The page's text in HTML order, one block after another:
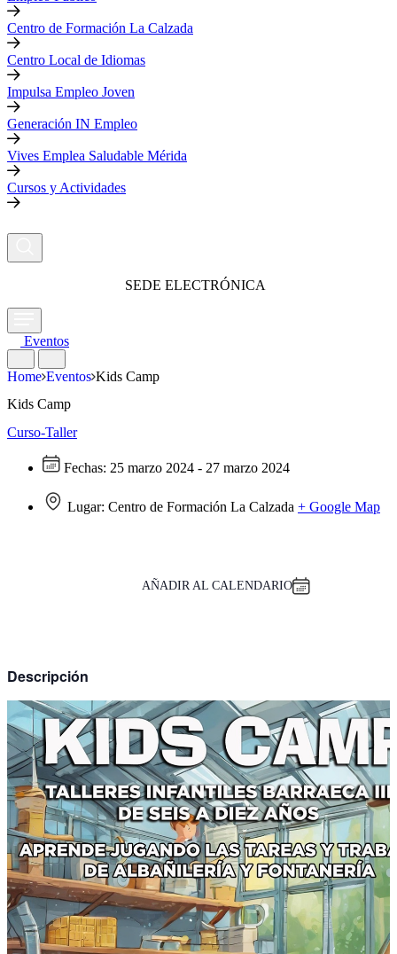
Centro de Formación La Calzada
Centro Local de Idiomas
Impulsa Empleo Joven
Generación IN Empleo
Vives Emplea Saludable Mérida
Cursos y Actividades
SEDE ELECTRÓNICA
Eventos
Home Eventos Kids Camp
Kids Camp
Curso-Taller
Fechas: 25 marzo 2024 - 27 marzo 2024
Lugar: Centro de Formación La Calzada + Google Map
AÑADIR AL CALENDARIO
Descripción